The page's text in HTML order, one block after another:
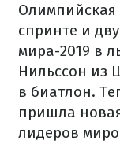
Олимпийская
спринте и
мира-2019 в
Нильссон из
в биатлон.
пришла
лидеров